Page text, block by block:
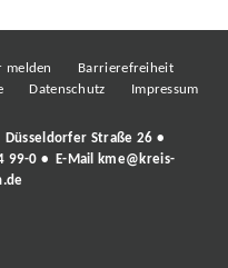
melden
Barrierefreiheit
Datenschutz Impressum
Straße 26 •
99-0 • E-Mail
kme@kreis-